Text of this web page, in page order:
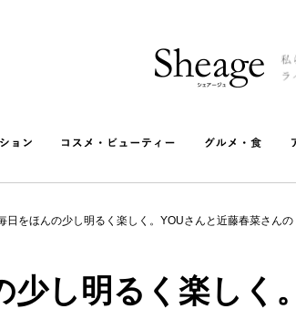
日をほんの少し明るく楽しく。YOUさんと近藤春菜さん
少し明るく楽しく